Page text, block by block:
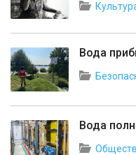
Вода
Вода